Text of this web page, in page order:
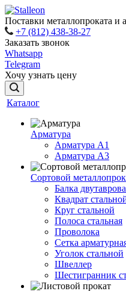
Поставки металлопроката
+7 (812) 438-38-27
Заказать звонок
Whatsapp
Telegram
Хочу узнать цену
Каталог
Арматура
Арматура A1
Арматура А3
Сортовой
Балка
Квадрат
Круг стальной
Полоса стальная
Проволока
Сетка
Уголок стальной
Швеллер
Шестигранник